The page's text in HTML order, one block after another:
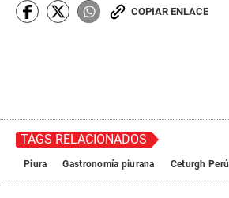
COPIAR ENLACE
TAGS RELACIONADOS
Piura Gastronomía piurana Ceturgh Perú